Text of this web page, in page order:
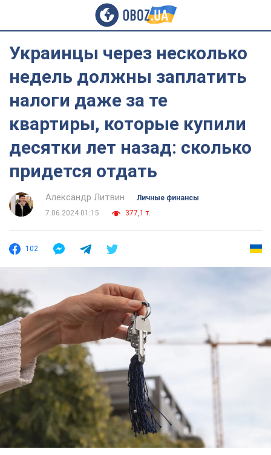
Украинцы через несколько
недель должны заплатить
налоги даже за те
квартиры, которые купили
десятки лет назад: сколько
придется отдать
Александр Литвин
Личные финансы
7.06.2024 01:15
377,1 т.
102